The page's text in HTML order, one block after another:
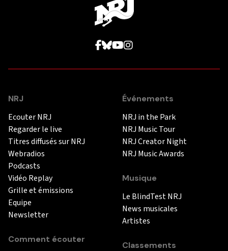
NRJ
Ecouter NRJ
Regarder le live
Titres diffusés sur NRJ
Webradios
Podcasts
Vidéo Replay
Grille et émissions
Equipe
Newsletter
Comment écouter
Événements
NRJ in the Park
NRJ Music Tour
NRJ Creator Night
NRJ Music Awards
Musique
Le BlindTest NRJ
News musicales
Artistes
Classements